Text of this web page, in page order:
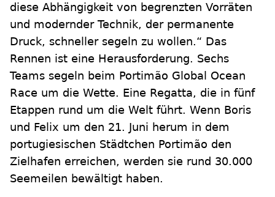
diese Abhängigkeit von begrenzten Vorräten
und modernder Technik, der permanente
Druck, schneller segeln zu wollen.“ Das
Rennen ist eine Herausforderung. Sechs
Teams segeln beim Portimão Global Ocean
Race um die Wette. Eine Regatta, die in fünf
Etappen rund um die Welt führt. Wenn Boris
und Felix um den 21. Juni herum in dem
portugiesischen Städtchen Portimão den
Zielhafen erreichen, werden sie rund 30.000
Seemeilen bewältigt haben.